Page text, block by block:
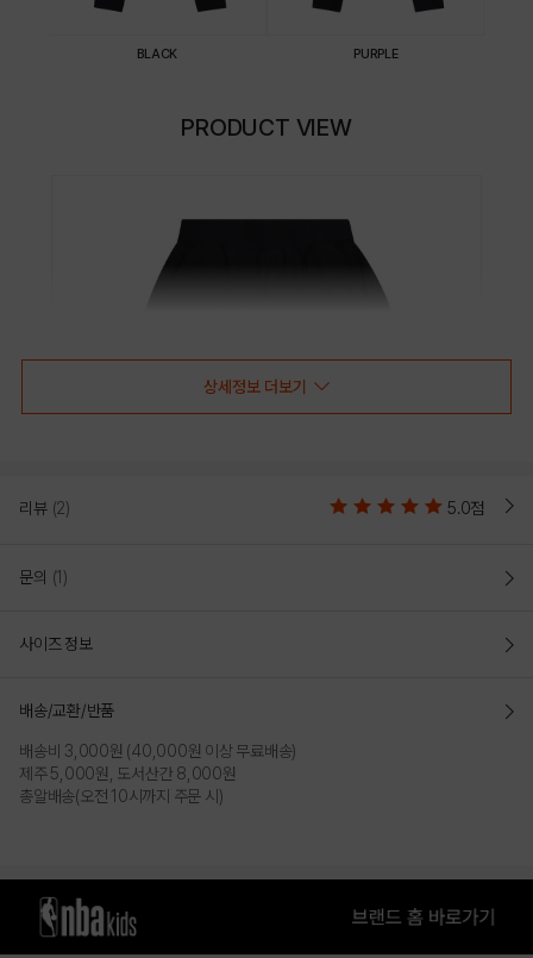
BLACK PURPLE
PRODUCT VIEW
상세정보 더보기
리뷰 (2) 5.0점
문의 (1)
사이즈 정보
배송/교환/반품
배송비 3,000원 (40,000원 이상 무료배송)
제주 5,000원, 도서산간 8,000원
총알배송(오전 10시까지 주문 시)